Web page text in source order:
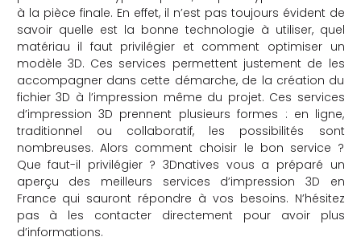
à la pièce finale. En effet, il n’est pas toujours évident de
savoir quelle est la bonne technologie à utiliser, quel
matériau il faut privilégier et comment optimiser un
modèle 3D. Ces services permettent justement de les
accompagner dans cette démarche, de la création du
fichier 3D à l’impression même du projet. Ces services
d’impression 3D prennent plusieurs formes : en ligne,
traditionnel ou collaboratif, les possibilités sont
nombreuses. Alors comment choisir le bon service ?
Que faut-il privilégier ? 3Dnatives vous a préparé un
aperçu des meilleurs services d’impression 3D en
France qui sauront répondre à vos besoins. N’hésitez
pas à les contacter directement pour avoir plus
d’informations.